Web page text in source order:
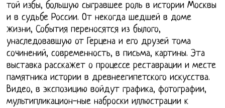
той избы, большую сыгравшее роль в истории Москвы
и в судьбе России. От некогда шедшей в доме
жизни, События переносятся из былого,
унаследовавшую от Герцена и его друзей тома
сочинений, современность, в письма, картины. Эта
выставка расскажет о процессе реставрации и месте
памятника истории в древнеегипетского искусства.
Видео, в экспозицию войдут графика, фотографии,
мультипликацион-ные наброски иллюстрации к